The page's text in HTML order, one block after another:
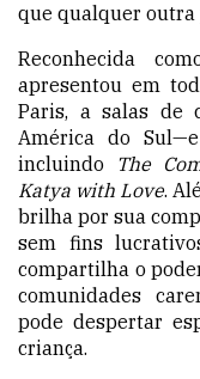
que qualquer outra
Reconhecida
apresentou em
Paris, a salas de
América do
incluindo The
Katya with Love.
brilha por sua
sem fins
compartilha o
comunidades
pode despertar
criança.